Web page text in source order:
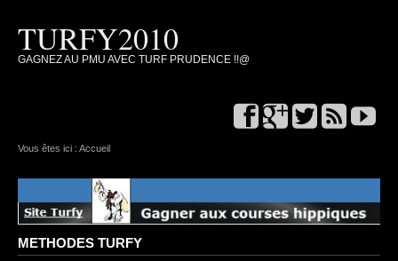
TURFY2010
GAGNEZ AU PMU AVEC TURF PRUDENCE !!@
Vous êtes ici : Accueil
METHODES TURFY